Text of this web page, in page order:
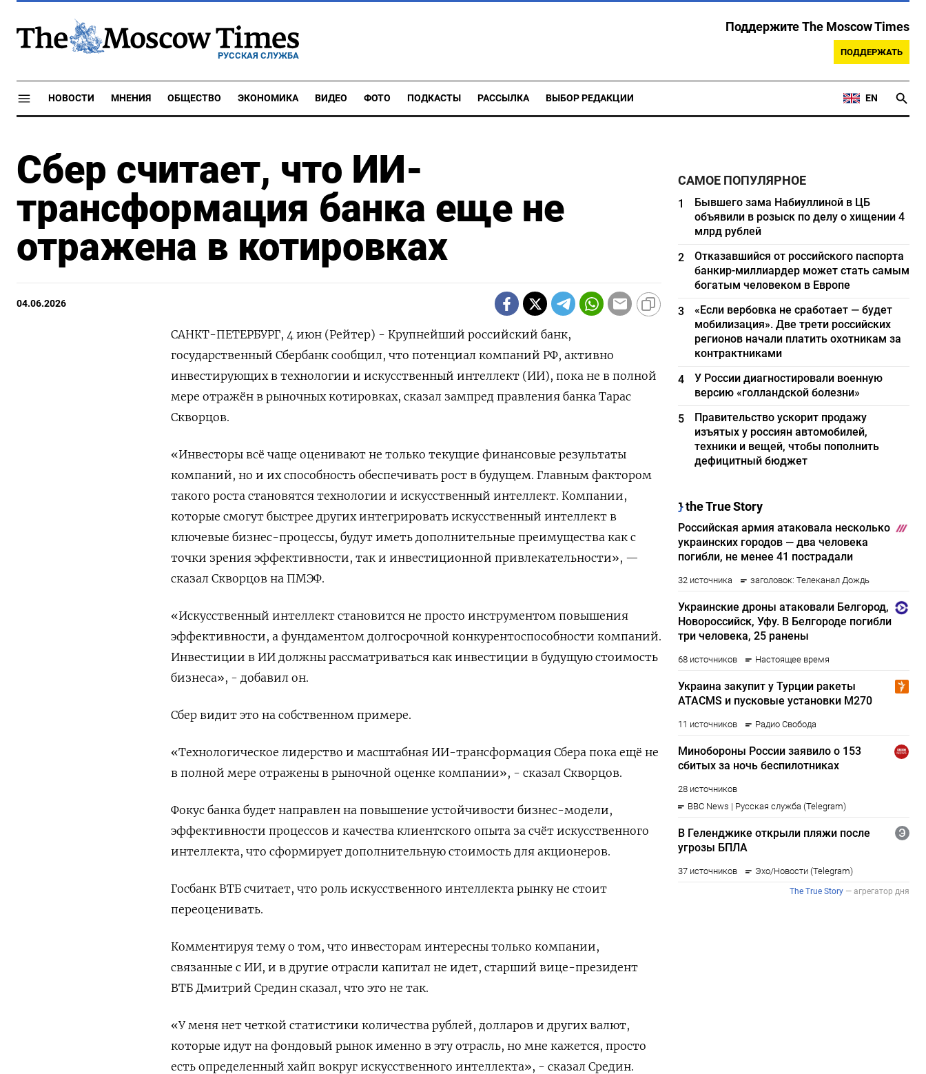
РУССКАЯ СЛУЖБА
Поддержите The Moscow Times
ПОДДЕРЖАТЬ
НОВОСТИ МНЕНИЯ ОБЩЕСТВО ЭКОНОМИКА ВИДЕО ФОТО ПОДКАСТЫ РАССЫЛКА ВЫБОР РЕДАКЦИИ EN
Сбер считает, что ИИ-
трансформация банка еще не
отражена в котировках
04.06.2026
САНКТ-ПЕТЕРБУРГ, 4 июн (Рейтер) - Крупнейший российский банк,
государственный Сбербанк сообщил, что потенциал компаний РФ, активно
инвестирующих в технологии и искусственный интеллект (ИИ), пока не в полной
мере отражён в рыночных котировках, сказал зампред правления банка Тарас
Скворцов.
«Инвесторы ‌всё чаще оценивают не только текущие финансовые результаты
компаний, но и их способность обеспечивать рост в будущем. Главным фактором
такого роста становятся технологии и искусственный интеллект. Компании,
которые смогут быстрее других интегрировать искусственный ​интеллект в
ключевые бизнес-процессы, будут иметь ​дополнительные преимущества как с
точки ​зрения эффективности, так ⁠и инвестиционной привлекательности», —
сказал Скворцов на ПМЭФ.
«Искусственный интеллект становится не просто ‌инструментом повышения
эффективности, а фундаментом долгосрочной конкурентоспособности компаний.
‌Инвестиции в ИИ должны рассматриваться как инвестиции в будущую стоимость
бизнеса», - добавил он.
Сбер видит это на собственном ​примере.
«Технологическое лидерство и масштабная ИИ-трансформация Сбера пока ещё не
в полной мере отражены ‌в рыночной оценке компании», - сказал Скворцов.
Фокус банка будет направлен на повышение устойчивости бизнес-модели,
эффективности процессов ​и качества клиентского опыта за счёт искусственного
интеллекта, что сформирует дополнительную стоимость для акционеров.
Госбанк ВТБ ‌считает, что роль искусственного интеллекта рынку не стоит
переоценивать.
Комментируя тему о том, что инвесторам интересны только компании,
связанные с ИИ, и в другие отрасли капитал не ​идет, старший вице-президент
ВТБ Дмитрий ​Средин сказал, что ‌это не так.
«У меня нет четкой статистики количества рублей, долларов и других валют,
которые идут ​на фондовый рынок именно в эту отрасль, но мне кажется, просто
есть определенный хайп вокруг искусственного интеллекта», - сказал Средин.
САМОЕ ПОПУЛЯРНОЕ
1
Бывшего зама Набиуллиной в ЦБ
объявили в розыск по делу о хищении 4
млрд рублей
2
Отказавшийся от российского паспорта
банкир-миллиардер может стать самым
богатым человеком в Европе
3
«Если вербовка не сработает — будет
мобилизация». Две трети российских
регионов начали платить охотникам за
контрактниками
4
У России диагностировали военную
версию «голландской болезни»
5
Правительство ускорит продажу
изъятых у россиян автомобилей,
техники и вещей, чтобы пополнить
дефицитный бюджет